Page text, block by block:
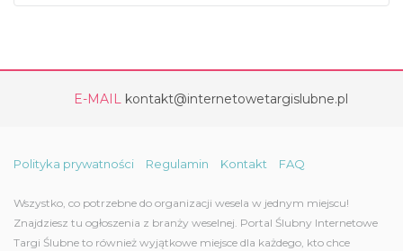
E-MAIL kontakt@internetowetargislubne.pl
Polityka prywatności Regulamin Kontakt FAQ
Wszystko, co potrzebne do organizacji wesela w jednym miejscu!
Znajdziesz tu ogłoszenia z branży weselnej. Portal Ślubny Internetowe
Targi Ślubne to również wyjątkowe miejsce dla każdego, kto chce